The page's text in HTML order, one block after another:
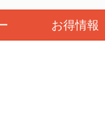
お得情報